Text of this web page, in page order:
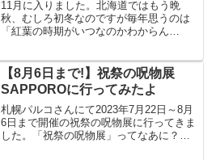
11月に入りました。北海道ではもう晩
秋、むしろ初冬なのですが毎年思うのは
「紅葉の時期がいつなのかわからん
けないということが毎年繰り返してるの
で今年は防備録も兼ねて書きま...
【8月6日まで!】祝祭の呪物展
SAPPOROに行ってみたよ
札幌パルコさんにて2023年7月22日～8月
6日まで開催の祝祭の呪物展に行ってきま
した。「祝祭の呪物展」ってなあに？東